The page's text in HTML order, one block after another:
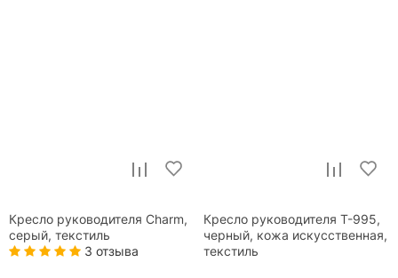
Кресло руководителя Charm,
серый, текстиль
3 отзыва
Кресло руководителя T-995,
черный, кожа искусственная,
текстиль